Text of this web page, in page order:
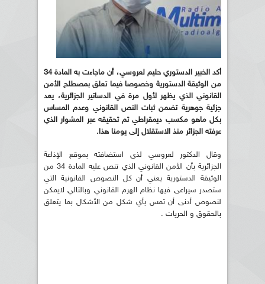
أكد الخبير الدستوري حليم لعروسي، أن ماجاءت به المادة 34
من الوثيقة الدستورية وخصوصا فيما تعلق بمصطلح الأمن
القانوني الذي يظهر لأول مرة في الدساتير الجزائرية، يعد
جزئية جوهرية تضمن ثبات النص القانوني وعدم المساس
بكل ماهو مكسب ديمقراطي تم تحقيقه عبر المشوار الذي
عرفته الجزائر منذ الاستقلال إلى يومنا هذا.
وقال الدكتور لعروسي لذى استضافته بموقع الإذاعة
الجزائرية بأن الأمن القانوني الذي تنص عليه المادة 34 من
الوثيقة الدستورية يعني أن كل النصوص القانونية التي
ستصدر سيراعى فيها نظام الهرم القانوني وبالتالي لايمكن
لنصوص أدنى أن تمس بأي شكل من الأشكال بما يتعلق
بالحقوق و الحريات .